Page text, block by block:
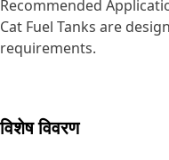
Recommended
Cat Fuel Tanks are
requirements.
विशेष विवरण